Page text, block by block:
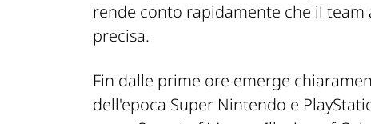
rende conto rapidamente che il
precisa.
Fin dalle prime ore emerge
dell'epoca Super Nintendo e